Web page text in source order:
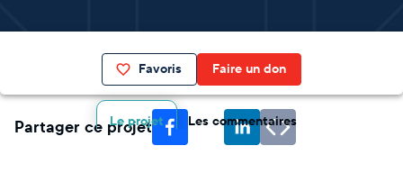
Favoris Faire un don
Le projet Les commentaires
Partager ce projet